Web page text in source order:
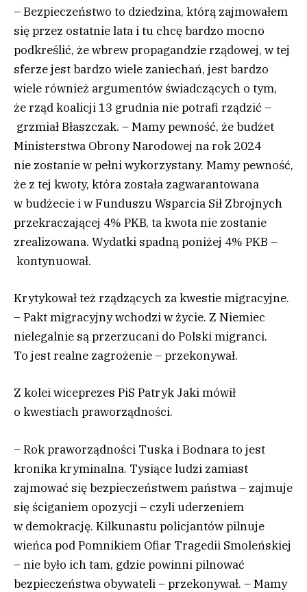
– Bezpieczeństwo to dziedzina, którą zajmowałem
się przez ostatnie lata i tu chcę bardzo mocno
podkreślić, że wbrew propagandzie rządowej, w tej
sferze jest bardzo wiele zaniechań, jest bardzo
wiele również argumentów świadczących o tym,
że rząd koalicji 13 grudnia nie potrafi rządzić –
grzmiał Błaszczak. – Mamy pewność, że budżet
Ministerstwa Obrony Narodowej na rok 2024
nie zostanie w pełni wykorzystany. Mamy pewność,
że z tej kwoty, która została zagwarantowana
w budżecie i w Funduszu Wsparcia Sił Zbrojnych
przekraczającej 4% PKB, ta kwota nie zostanie
zrealizowana. Wydatki spadną poniżej 4% PKB –
kontynuował.
Krytykował też rządzących za kwestie migracyjne.
– Pakt migracyjny wchodzi w życie. Z Niemiec
nielegalnie są przerzucani do Polski migranci.
To jest realne zagrożenie – przekonywał.
Z kolei wiceprezes PiS Patryk Jaki mówił
o kwestiach praworządności.
– Rok praworządności Tuska i Bodnara to jest
kronika kryminalna. Tysiące ludzi zamiast
zajmować się bezpieczeństwem państwa – zajmuje
się ściganiem opozycji – czyli uderzeniem
w demokrację. Kilkunastu policjantów pilnuje
wieńca pod Pomnikiem Ofiar Tragedii Smoleńskiej
– nie było ich tam, gdzie powinni pilnować
bezpieczeństwa obywateli – przekonywał. – Mamy